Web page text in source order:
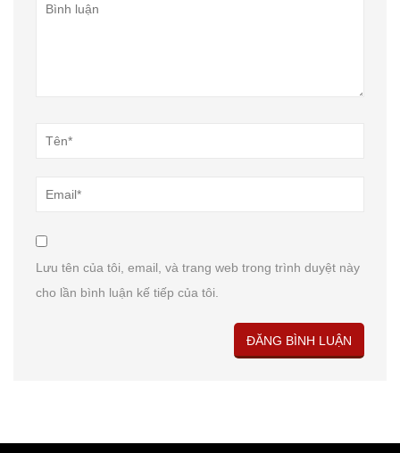
Lưu tên của tôi, email, và trang web trong trình duyệt này
cho lần bình luận kế tiếp của tôi.